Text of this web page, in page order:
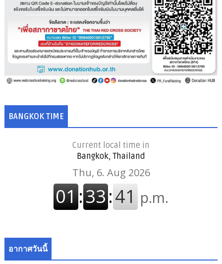
BANGKOK TIME
Current local time in
Bangkok, Thailand
อากาศวันนี้